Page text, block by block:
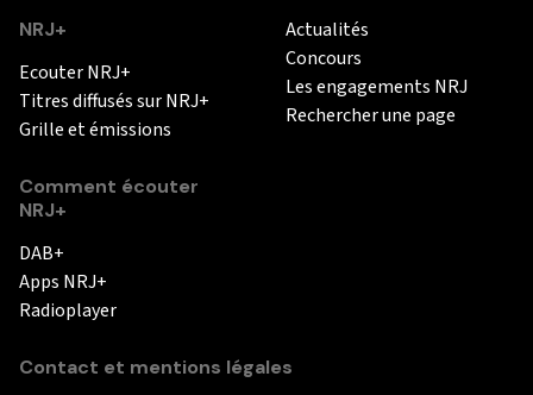
NRJ+
Ecouter NRJ+
Titres diffusés sur NRJ+
Grille et émissions
Comment écouter
NRJ+
DAB+
Apps NRJ+
Radioplayer
Actualités
Concours
Les engagements NRJ
Rechercher une page
Contact et mentions légales